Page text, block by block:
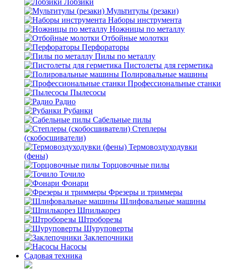
Лобзики
Мультитулы (резаки)
Наборы инструмента
Ножницы по металлу
Отбойные молотки
Перфораторы
Пилы по металлу
Пистолеты для герметика
Полировальные машины
Профессиональные станки
Пылесосы
Радио
Рубанки
Сабельные пилы
Степлеры
(скобосшиватели)
Термовоздуходувки
(фены)
Торцовочные пилы
Точило
Фонари
Фрезеры и триммеры
Шлифовальные машины
Шпилькорез
Штроборезы
Шуруповерты
Заклепочники
Насосы
Садовая техника